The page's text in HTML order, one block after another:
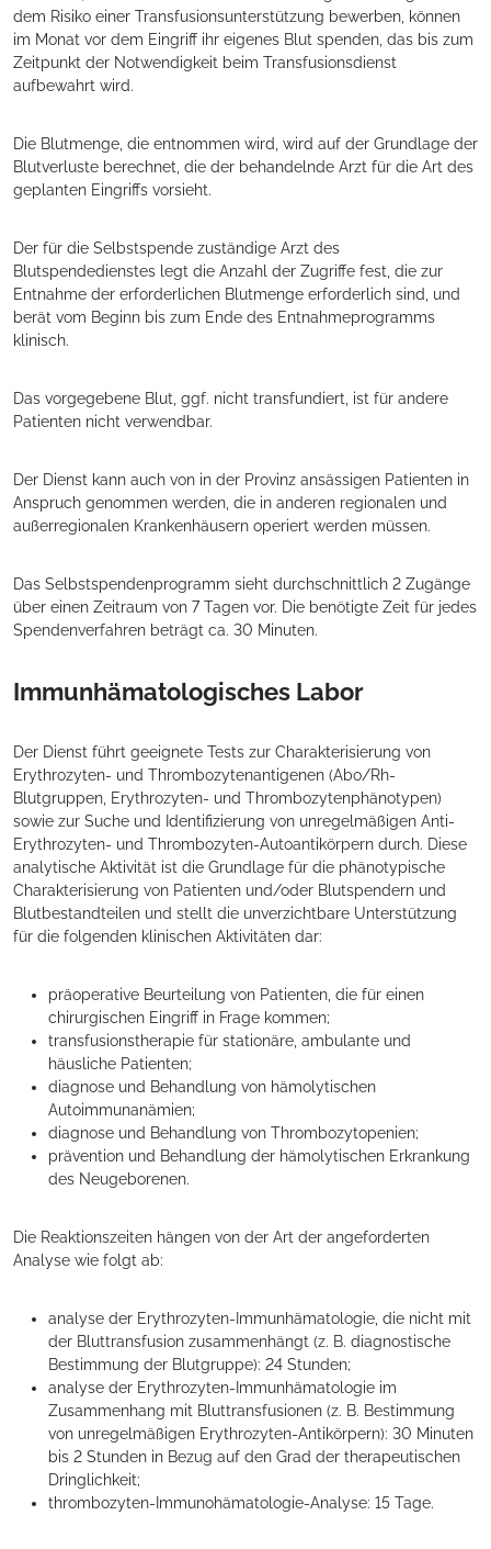
dem Risiko einer Transfusionsunterstützung bewerben, können
im Monat vor dem Eingriff ihr eigenes Blut spenden, das bis zum
Zeitpunkt der Notwendigkeit beim Transfusionsdienst
aufbewahrt wird.
Die Blutmenge, die entnommen wird, wird auf der Grundlage der
Blutverluste berechnet, die der behandelnde Arzt für die Art des
geplanten Eingriffs vorsieht.
Der für die Selbstspende zuständige Arzt des
Blutspendedienstes legt die Anzahl der Zugriffe fest, die zur
Entnahme der erforderlichen Blutmenge erforderlich sind, und
berät vom Beginn bis zum Ende des Entnahmeprogramms
klinisch.
Das vorgegebene Blut, ggf. nicht transfundiert, ist für andere
Patienten nicht verwendbar.
Der Dienst kann auch von in der Provinz ansässigen Patienten in
Anspruch genommen werden, die in anderen regionalen und
außerregionalen Krankenhäusern operiert werden müssen.
Das Selbstspendenprogramm sieht durchschnittlich 2 Zugänge
über einen Zeitraum von 7 Tagen vor. Die benötigte Zeit für jedes
Spendenverfahren beträgt ca. 30 Minuten.
Immunhämatologisches Labor
Der Dienst führt geeignete Tests zur Charakterisierung von
Erythrozyten- und Thrombozytenantigenen (Abo/Rh-
Blutgruppen, Erythrozyten- und Thrombozytenphänotypen)
sowie zur Suche und Identifizierung von unregelmäßigen Anti-
Erythrozyten- und Thrombozyten-Autoantikörpern durch. Diese
analytische Aktivität ist die Grundlage für die phänotypische
Charakterisierung von Patienten und/oder Blutspendern und
Blutbestandteilen und stellt die unverzichtbare Unterstützung
für die folgenden klinischen Aktivitäten dar:
präoperative Beurteilung von Patienten, die für einen
chirurgischen Eingriff in Frage kommen;
transfusionstherapie für stationäre, ambulante und
häusliche Patienten;
diagnose und Behandlung von hämolytischen
Autoimmunanämien;
diagnose und Behandlung von Thrombozytopenien;
prävention und Behandlung der hämolytischen Erkrankung
des Neugeborenen.
Die Reaktionszeiten hängen von der Art der angeforderten
Analyse wie folgt ab:
analyse der Erythrozyten-Immunhämatologie, die nicht mit
der Bluttransfusion zusammenhängt (z. B. diagnostische
Bestimmung der Blutgruppe): 24 Stunden;
analyse der Erythrozyten-Immunhämatologie im
Zusammenhang mit Bluttransfusionen (z. B. Bestimmung
von unregelmäßigen Erythrozyten-Antikörpern): 30 Minuten
bis 2 Stunden in Bezug auf den Grad der therapeutischen
Dringlichkeit;
thrombozyten-Immunohämatologie-Analyse: 15 Tage.